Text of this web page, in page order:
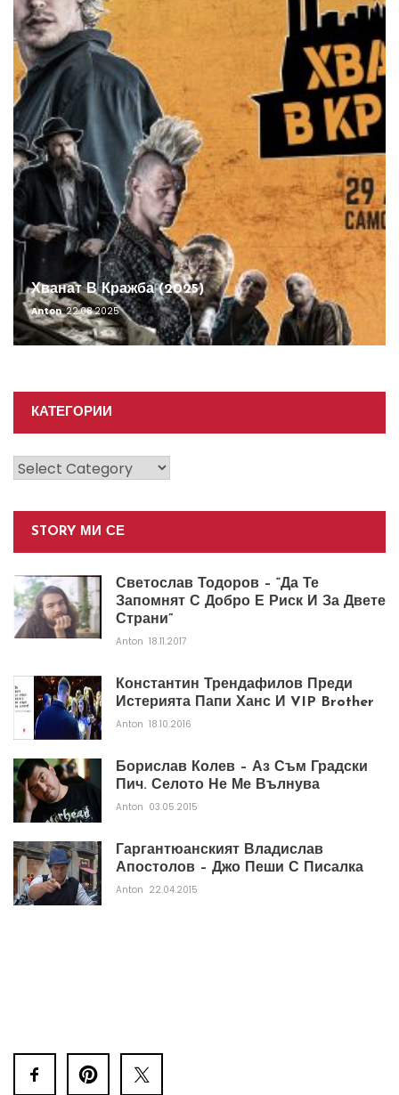
Хванат В Кражба (2025)
Anton 22.08.2025
КАТЕГОРИИ
Категории
STORY МИ СЕ
Светослав Тодоров – “Да Те
Запомнят С Добро Е Риск И За Двете
Страни”
Anton 18.11.2017
Константин Трендафилов Преди
Истерията Папи Ханс И VIP Brother
Anton 18.10.2016
Борислав Колев – Аз Съм Градски
Пич. Селото Не Ме Вълнува
Anton 03.05.2015
Гаргантюанският Владислав
Апостолов – Джо Пеши С Писалка
Anton 22.04.2015